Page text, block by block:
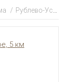
Рублево-Успенское
5 км